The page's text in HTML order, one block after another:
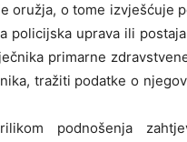
oružja, o tome izvješćuje
policijska uprava ili
primarne
tražiti podatke o
podnošenja